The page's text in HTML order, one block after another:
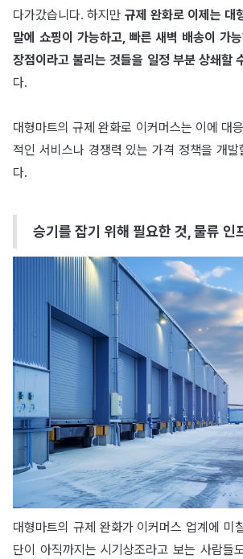
다가갔습니다. 하지만 규제 완화로 이제는 대
말에 쇼핑이 가능하고, 빠른 새벽 배송이 가
장점이라고 불리는 것들을 일정 부분 상쇄할
다.
대형마트의 규제 완화로 이커머스는 이에 대
적인 서비스나 경쟁력 있는 가격 정책을 개발
다.
승기를 잡기 위해 필요한 것, 물류 인
대형마트의 규제 완화가 이커머스 업계에 미
단이 아직까지는 시기상조라고 보는 사람들